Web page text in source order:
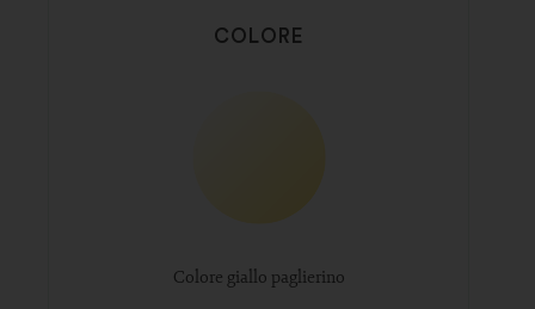
COLORE
Colore giallo paglierino